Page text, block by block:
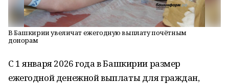
В Башкирии увеличат ежегодную выплату почётным
донорам
С 1 января 2026 года в Башкирии размер
ежегодной денежной выплаты для граждан,